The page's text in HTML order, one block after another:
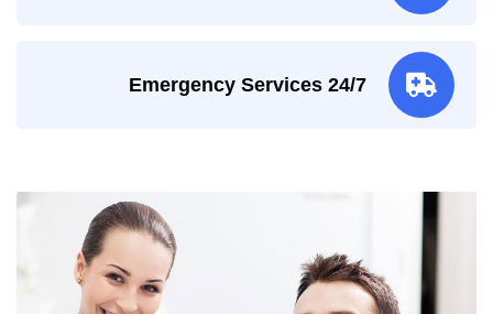
24/7 Emergency Services